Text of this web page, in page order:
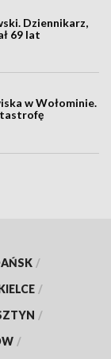
Dziennikarz,
69 lat
w Wołominie.
/
/
/
/